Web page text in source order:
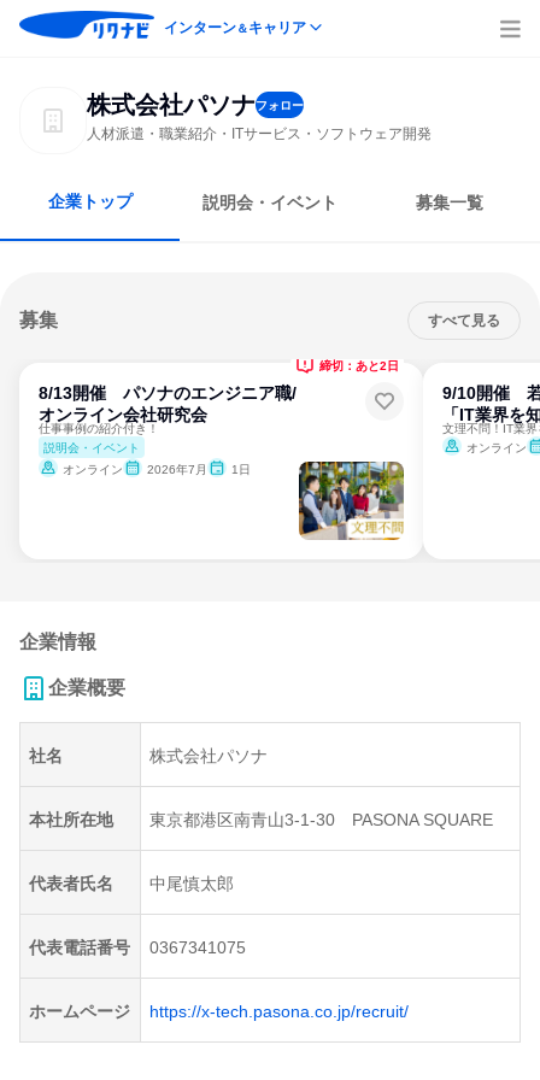
インターン＆キャリア
株式会社パソナフォロー
人材派遣・職業紹介・ITサービス・ソフトウェア開発
企業トップ 説明会・イベント 募集一覧
募集 すべて見る
8/13開催 パソナのエンジニア職/
オンライン会社研究会
仕事事例の紹介付き！
説明会・イベント
オンライン
2026年7月 1日
締切：あと2日
9/10開催
「IT業界を
文理不問！IT業
オンライン
企業情報
企業概要
社名 株式会社パソナ
本社所在地 東京都港区南青山3-1-30 PASONA SQUARE
代表者氏名 中尾慎太郎
代表電話番号 0367341075
ホームページ https://x-tech.pasona.co.jp/recruit/